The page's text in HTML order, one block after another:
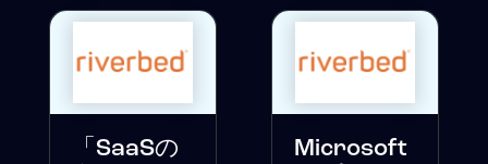
「SaaSの
Microsoft